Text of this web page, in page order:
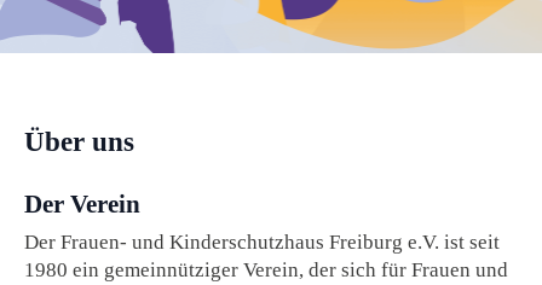
Über uns
Der Verein
Der Frauen- und Kinderschutzhaus Freiburg e.V. ist seit
1980 ein gemeinnütziger Verein, der sich für Frauen und